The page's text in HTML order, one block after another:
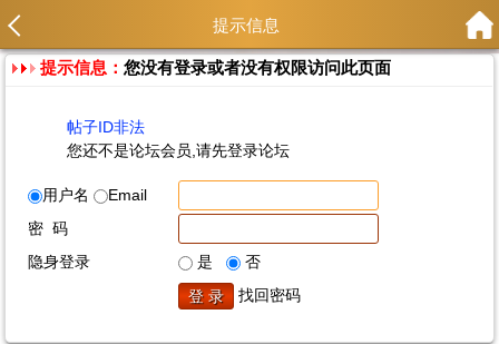
提示信息
提示信息：您没有登录或者没有权限访问此页面
帖子ID非法
您还不是论坛会员,请先登录论坛
用户名
Email
密 码
隐身登录
是
否
找回密码